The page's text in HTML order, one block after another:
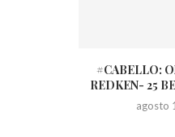
#CABELLO:
REDKEN- 25
agosto